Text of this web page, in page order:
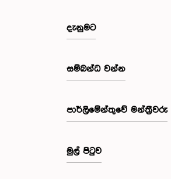
දැනුමට
සම්බන්ධ වන්න
පාර්ලි‌මේන්තුවේ මන්ත්‍රීවරු
මුල් පිටුව